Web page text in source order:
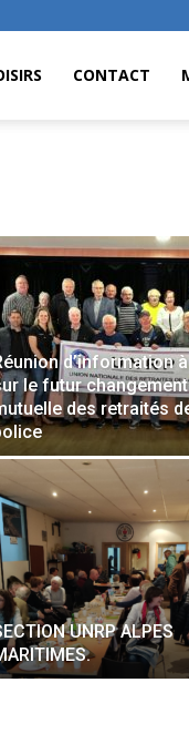
CONTACT
d’information
le futur
des retraités
UNRP ALPES